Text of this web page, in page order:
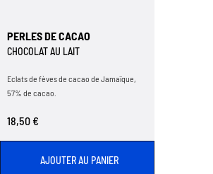
PERLES DE CACAO
CHOCOLAT AU LAIT
Eclats de fèves de cacao de Jamaïque,
57% de cacao.
18,50 €
AJOUTER AU PANIER